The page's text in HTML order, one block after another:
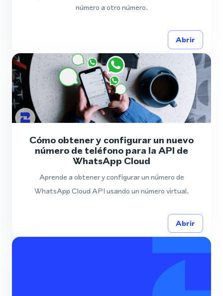
número a otro número.
Abrir
Cómo obtener y configurar un nuevo
número de teléfono para la API de
WhatsApp Cloud
Aprende a obtener y configurar un número de
WhatsApp Cloud API usando un número virtual.
Abrir